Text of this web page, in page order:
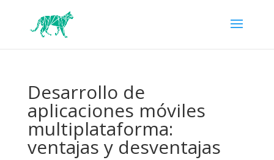
Desarrollo de
aplicaciones móviles
multiplataforma:
ventajas y desventajas